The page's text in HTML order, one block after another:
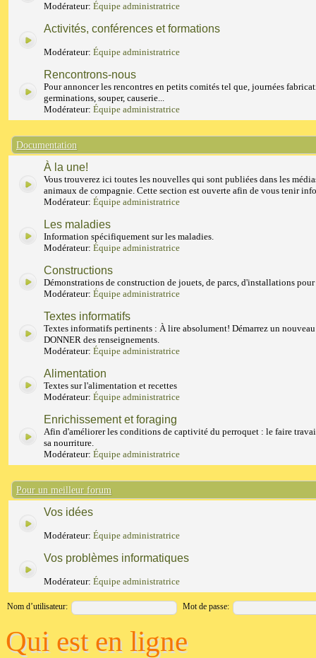
Modérateur: Équipe administratrice
Activités, conférences et formations
Modérateur: Équipe administratrice
Rencontrons-nous
Pour annoncer les rencontres en petits comités tel que, journées
germinations, souper, causerie...
Modérateur: Équipe administratrice
Documentation
À la une!
Vous trouverez ici toutes les nouvelles qui sont publiées dans les
animaux de compagnie. Cette section est ouverte afin de vous tenir
Modérateur: Équipe administratrice
Les maladies
Information spécifiquement sur les maladies.
Modérateur: Équipe administratrice
Constructions
Démonstrations de construction de jouets, de parcs, d'installations pour
Modérateur: Équipe administratrice
Textes informatifs
Textes informatifs pertinents : À lire absolument! Démarrez un
DONNER des renseignements.
Modérateur: Équipe administratrice
Alimentation
Textes sur l'alimentation et recettes
Modérateur: Équipe administratrice
Enrichissement et foraging
Afin d'améliorer les conditions de captivité du perroquet : le faire
sa nourriture.
Modérateur: Équipe administratrice
Pour un meilleur forum
Vos idées
Modérateur: Équipe administratrice
Vos problèmes informatiques
Modérateur: Équipe administratrice
Nom d’utilisateur: Mot de passe:
Qui est en ligne